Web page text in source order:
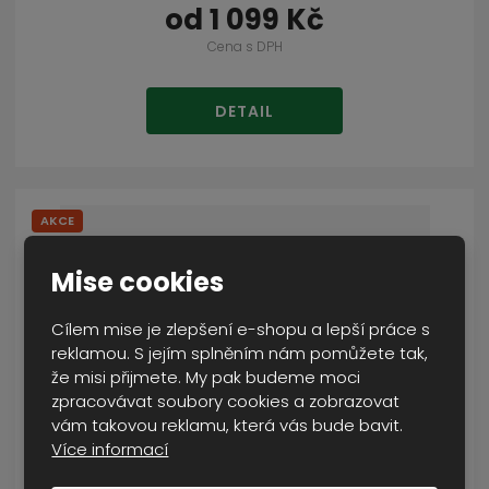
Mise cookies
Cílem mise je zlepšení e-shopu a lepší práce s
reklamou. S jejím splněním nám pomůžete tak,
že misi přijmete. My pak budeme moci
zpracovávat soubory cookies a zobrazovat
vám takovou reklamu, která vás bude bavit.
Více informací
od1 099 Kč
Cena s DPH
DETAIL
AKCE